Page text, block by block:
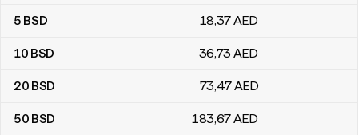
5 BSD 18,37AED
10 BSD 36,73 AED
20 BSD 73,47AED
50 BSD 183,67AED